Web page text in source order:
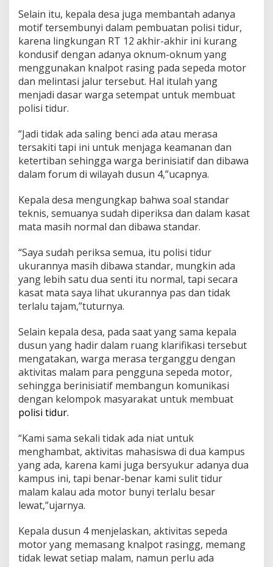
Selain itu, kepala desa juga membantah adanya
motif tersembunyi dalam pembuatan polisi tidur,
karena lingkungan RT 12 akhir-akhir ini kurang
kondusif dengan adanya oknum-oknum yang
menggunakan knalpot rasing pada sepeda motor
dan melintasi jalur tersebut. Hal itulah yang
menjadi dasar warga setempat untuk membuat
polisi tidur.
“Jadi tidak ada saling benci ada atau merasa
tersakiti tapi ini untuk menjaga keamanan dan
ketertiban sehingga warga berinisiatif dan dibawa
dalam forum di wilayah dusun 4,”ucapnya.
Kepala desa mengungkap bahwa soal standar
teknis, semuanya sudah diperiksa dan dalam kasat
mata masih normal dan dibawa standar.
“Saya sudah periksa semua, itu polisi tidur
ukurannya masih dibawa standar, mungkin ada
yang lebih satu dua senti itu normal, tapi secara
kasat mata saya lihat ukurannya pas dan tidak
terlalu tajam,”tuturnya.
Selain kepala desa, pada saat yang sama kepala
dusun yang hadir dalam ruang klarifikasi tersebut
mengatakan, warga merasa terganggu dengan
aktivitas malam para pengguna sepeda motor,
sehingga berinisiatif membangun komunikasi
dengan kelompok masyarakat untuk membuat
polisi tidur.
“Kami sama sekali tidak ada niat untuk
menghambat, aktivitas mahasiswa di dua kampus
yang ada, karena kami juga bersyukur adanya dua
kampus ini, tapi benar-benar kami sulit tidur
malam kalau ada motor bunyi terlalu besar
lewat,”ujarnya.
Kepala dusun 4 menjelaskan, aktivitas sepeda
motor yang memasang knalpot rasingg, memang
tidak lewat setiap malam, namun perlu ada